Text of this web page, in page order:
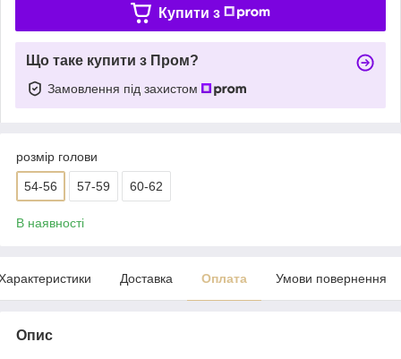
Купити з
Що таке купити з Пром?
Замовлення під захистом
розмір голови
54-56 57-59 60-62
В наявності
Доставка Оплата Умови повернення
Опис